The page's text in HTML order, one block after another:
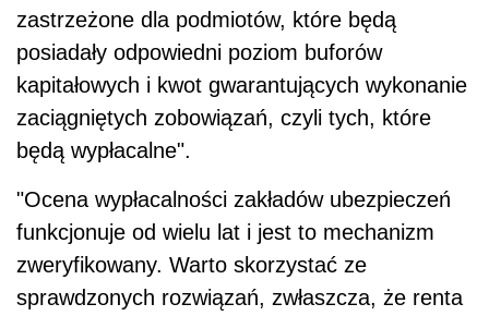
zastrzeżone dla podmiotów, które będą
posiadały odpowiedni poziom buforów
kapitałowych i kwot gwarantujących wykonanie
zaciągniętych zobowiązań, czyli tych, które
będą wypłacalne".
"Ocena wypłacalności zakładów ubezpieczeń
funkcjonuje od wielu lat i jest to mechanizm
zweryfikowany. Warto skorzystać ze
sprawdzonych rozwiązań, zwłaszcza, że renta